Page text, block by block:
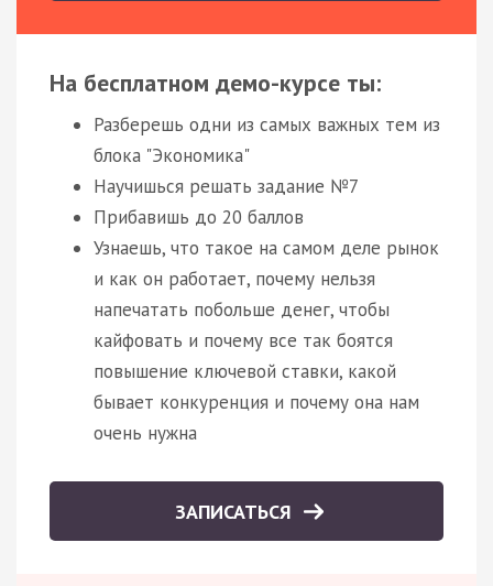
На бесплатном демо-курсе ты:
Разберешь одни из самых важных тем из
блока "Экономика"
Научишься решать задание №7
Прибавишь до 20 баллов
Узнаешь, что такое на самом деле рынок
и как он работает, почему нельзя
напечатать побольше денег, чтобы
кайфовать и почему все так боятся
повышение ключевой ставки, какой
бывает конкуренция и почему она нам
очень нужна
ЗАПИСАТЬСЯ